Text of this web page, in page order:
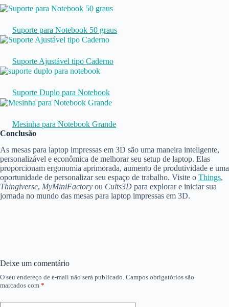
Suporte para Notebook 50 graus
Suporte Ajustável tipo Caderno
Suporte Duplo para Notebook
Mesinha para Notebook Grande
Conclusão
As mesas para laptop impressas em 3D são uma maneira inteligente,
personalizável e econômica de melhorar seu setup de laptop. Elas
proporcionam ergonomia aprimorada, aumento de produtividade e uma
oportunidade de personalizar seu espaço de trabalho. Visite o Things,
Thingiverse, MyMiniFactory ou Cults3D para explorar e iniciar sua
jornada no mundo das mesas para laptop impressas em 3D.
Deixe um comentário
O seu endereço de e-mail não será publicado. Campos obrigatórios são
marcados com *